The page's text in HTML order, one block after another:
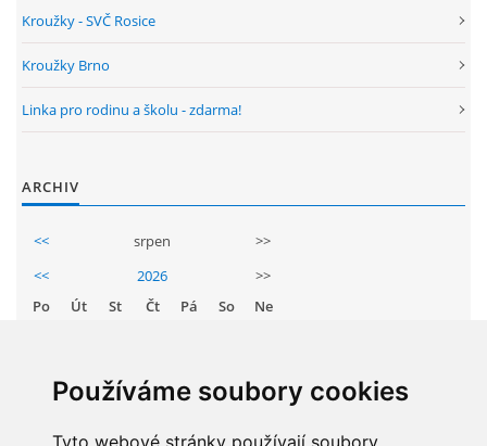
Používáme soubory cookies
Tyto webové stránky používají soubory
JAK MOTIVOVAT DÍTĚ KE ČTENÍ
REZERVAČNÍ SYSTÉM SPORTOVNÍ HALY
ŠKOLNÍ PORADENSKÉ PRACOVIŠTĚ
NEPOTŘEBNÝ MAJETEK
NAUČNÁ STEZKA ZBRASLAV
Kroužky - SVČ Rosice
Kroužky Brno
Linka pro rodinu a školu - zdarma!
ARCHIV
<< srpen
>>
<<
2026
>>
Po
Út St Čt Pá So
Ne
11 12 13 14 15
16
18 19 20 21 22 23